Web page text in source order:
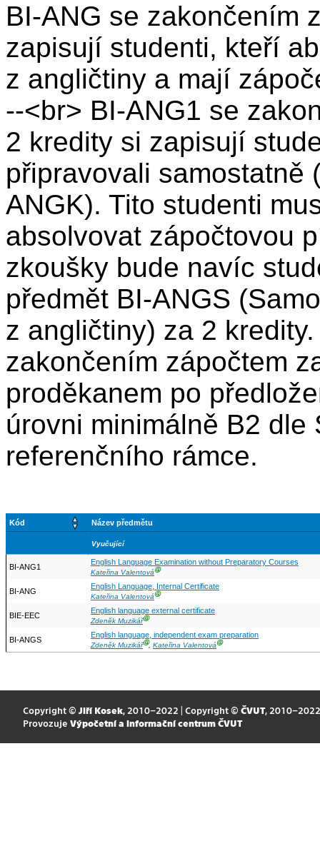
BI-ANG se zakončením
zapisují studenti, kteří
z angličtiny a mají
--<br> BI-ANG1 se
2 kredity si zapisují
připravovali samostatně
ANGK). Tito studenti
absolvovat zápočtovou
zkoušky bude navíc
předmět BI-ANGS
z angličtiny) za 2
zakončením zápočtem
proděkanem po
úrovni minimálně B2
referenčního rámce.
Kód Název předmětu
Vyučující
BI-ANG1
English Language Examination without Preparatory Courses
Kateřina ValentováⒼ
BI-ANG
English Language, Internal Certificate
Kateřina ValentováⒼ
BIE-EEC
English language external certificate
Zdeněk MuzikářⒼ
BI-ANGS
English language, independent exam preparation
Zdeněk MuzikářⒼ, Kateřina ValentováⒼ
Copyright © Jiří Kosek, 2010–2022 | Copyright © ČVUT, 2010–2022
Provozuje Výpočetní a informační centrum ČVUT